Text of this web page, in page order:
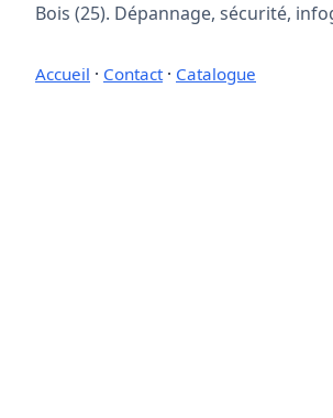
Bois (25). Dépannage, sécurité,
Accueil · Contact· Catalogue